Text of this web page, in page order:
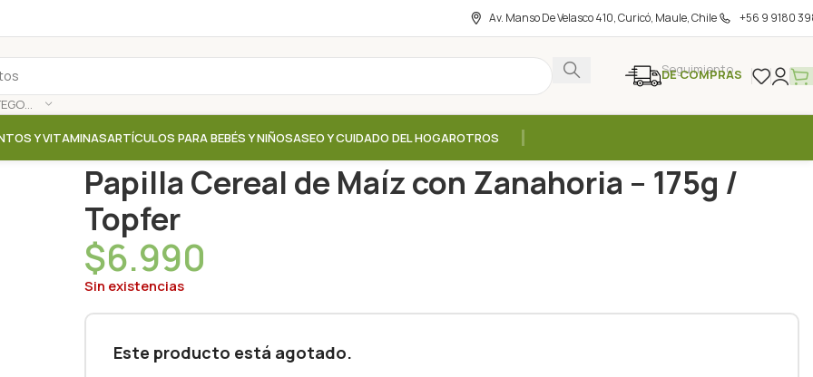
Av. Manso De Velasco 410, Curicó, Maule, Chile +56 9 9180
SELECCIONAR CATEGORÍA
Seguimiento
DE COMPRAS
Y VITAMINASARTÍCULOS PARA BEBÉS Y NIÑOSASEO Y CUIDADO DEL HOGAROTROS
Papilla Cereal de Maíz con Zanahoria – 175g /
Topfer
$6.990
Sin existencias
Este producto está agotado.